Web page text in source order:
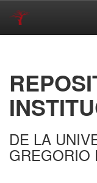
DE LA
GREGORIO